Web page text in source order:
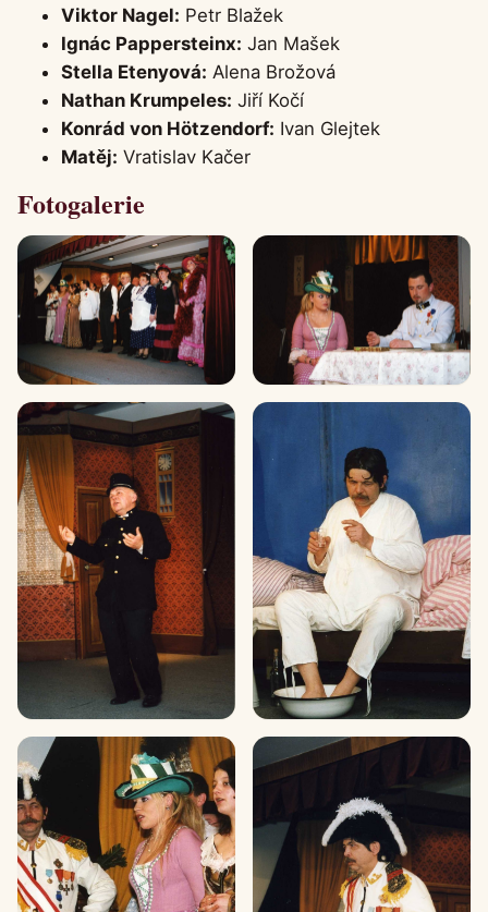
Viktor Nagel: Petr Blažek
Ignác Pappersteinx: Jan Mašek
Stella Etenyová: Alena Brožová
Nathan Krumpeles: Jiří Kočí
Konrád von Hötzendorf: Ivan Glejtek
Matěj: Vratislav Kačer
Fotogalerie